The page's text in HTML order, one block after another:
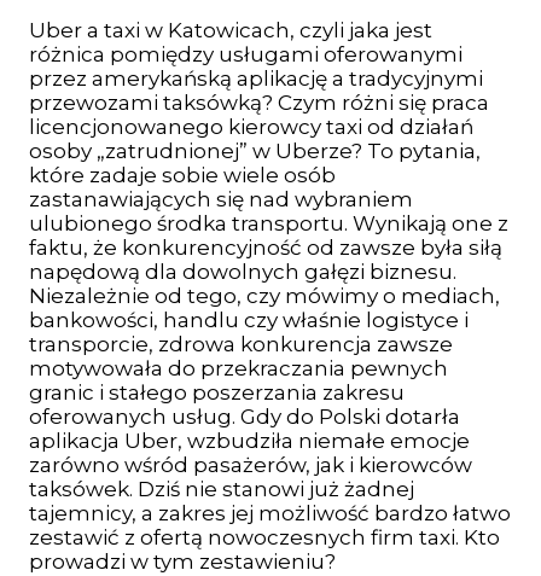
Uber a taxi w Katowicach, czyli jaka jest
różnica pomiędzy usługami oferowanymi
przez amerykańską aplikację a tradycyjnymi
przewozami taksówką? Czym różni się praca
licencjonowanego kierowcy taxi od działań
osoby „zatrudnionej” w Uberze? To pytania,
które zadaje sobie wiele osób
zastanawiających się nad wybraniem
ulubionego środka transportu. Wynikają one z
faktu, że konkurencyjność od zawsze była siłą
napędową dla dowolnych gałęzi biznesu.
Niezależnie od tego, czy mówimy o mediach,
bankowości, handlu czy właśnie logistyce i
transporcie, zdrowa konkurencja zawsze
motywowała do przekraczania pewnych
granic i stałego poszerzania zakresu
oferowanych usług. Gdy do Polski dotarła
aplikacja Uber, wzbudziła niemałe emocje
zarówno wśród pasażerów, jak i kierowców
taksówek. Dziś nie stanowi już żadnej
tajemnicy, a zakres jej możliwość bardzo łatwo
zestawić z ofertą nowoczesnych firm taxi. Kto
prowadzi w tym zestawieniu?